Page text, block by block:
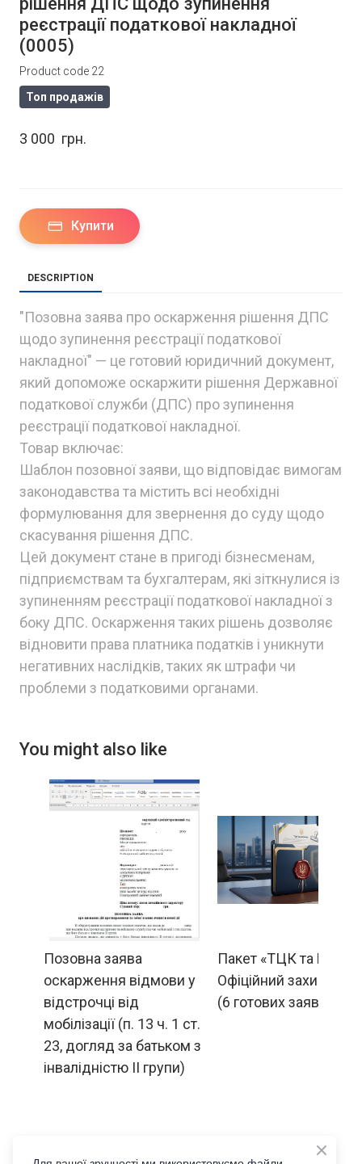
реєстрації податкової накладної
(0005)
Product code 22
Топ продажів
3 000  грн.
Купити
DESCRIPTION
"Позовна заява про оскарження рішення ДПС
щодо зупинення реєстрації податкової
накладної" — це готовий юридичний документ,
який допоможе оскаржити рішення Державної
податкової служби (ДПС) про зупинення
реєстрації податкової накладної.
Товар включає:
Шаблон позовної заяви, що відповідає вимогам
законодавства та містить всі необхідні
формулювання для звернення до суду щодо
скасування рішення ДПС.
Цей документ стане в пригоді бізнесменам,
підприємствам та бухгалтерам, які зіткнулися із
зупиненням реєстрації податкової накладної з
боку ДПС. Оскарження таких рішень дозволяє
відновити права платника податків і уникнути
негативних наслідків, таких як штрафи чи
проблеми з податковими органами.
You might also like
Позовна заява
оскарження відмови у
відстрочці від
мобілізації (п. 13 ч. 1 ст.
23, догляд за батьком з
інвалідністю ІІ групи)
Пакет «ТЦК та
Офіційний захист
(6 готових заяв)